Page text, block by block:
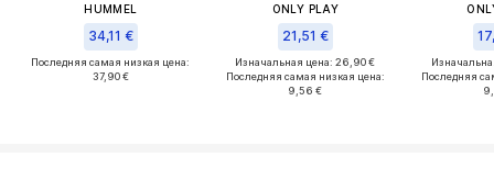
HUMMEL
34,11 €
Последняя самая низкая цена:
37,90 €
ONLY PLAY
21,51 €
Изначальная цена: 26,90 €
Последняя самая низкая цена:
9,56 €
Последняя